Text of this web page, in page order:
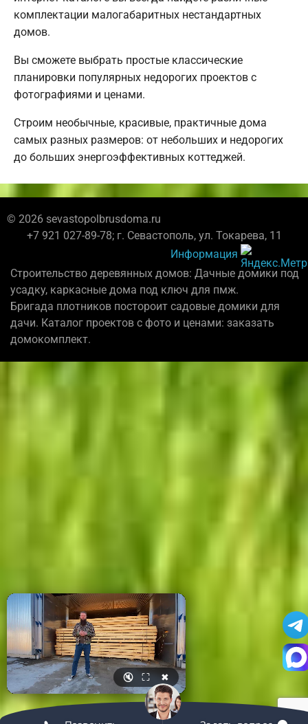
комплектации малогабаритных нестандартных
домов.
Вы сможете выбрать простые классические
планировки популярных недорогих проектов с
фотографиями и ценами.
Строим необычные, красивые, практичные дома
самых разных размеров: от небольших и недорогих
до больших энергоэффективных коттеджей.
© 2026 sevastopolbrusdoma.ru
+7 921 027-89-78; г. Севастополь, ул. Токарева, 11
Информация
Строительство деревянных домов: Дачные домики под
усадку, каркасные дома под ключ для пмж.
Бригада плотников постороит садовые домики для
дачи. Каталог проектов с фото и ценами: заказать
домокомплект.
🔇 ⛶ ✖